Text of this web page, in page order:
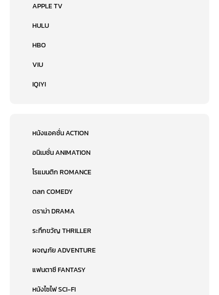
APPLE TV
HULU
HBO
VIU
IQIYI
หนังแอคชั่น ACTION
อนิเมชั่น ANIMATION
โรแมนติก ROMANCE
ตลก COMEDY
ดราม่า DRAMA
ระทึกขวัญ THRILLER
ผจญภัย ADVENTURE
แฟนตาซี FANTASY
หนังไซไฟ SCI-FI